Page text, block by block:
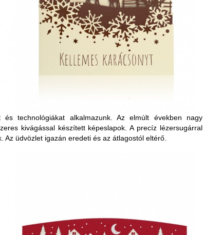
technológiákat alkalmazunk. Az elmúlt években nagy
kivágással készített képeslapok. A precíz lézersugárral
üdvözlet igazán eredeti és az átlagostól eltérő.